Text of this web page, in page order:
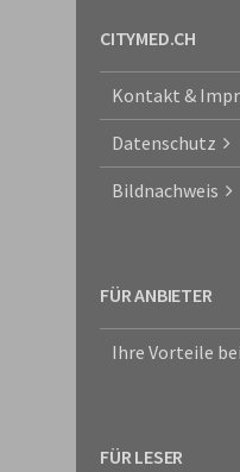
CITYMED.CH
Kontakt &
Datenschutz
Bildnachweis
FÜR ANBIETER
Ihre Vorteile
FÜR LESER